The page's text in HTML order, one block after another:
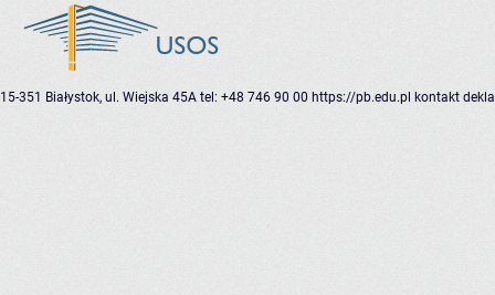
15-351 Białystok, ul. Wiejska 45A tel: +48 746 90 00 https://pb.edu.pl kontakt